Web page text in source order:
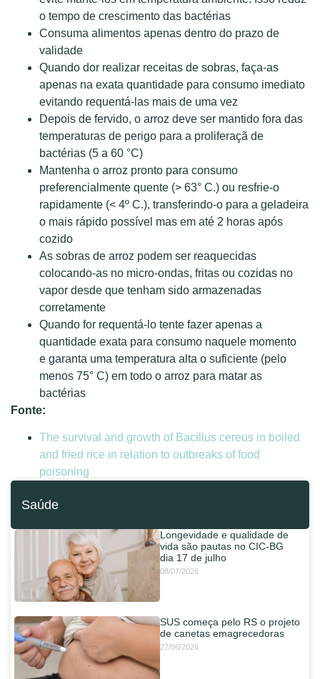
o tempo de crescimento das bactérias
Consuma alimentos apenas dentro do prazo de
validade
Quando dor realizar receitas de sobras, faça-as
apenas na exata quantidade para consumo imediato
evitando requentá-las mais de uma vez
Depois de fervido, o arroz deve ser mantido fora das
temperaturas de perigo para a proliferaçã de
bactérias (5 a 60 °C)
Mantenha o arroz pronto para consumo
preferencialmente quente (> 63° C.) ou resfrie-o
rapidamente (< 4º C.), transferindo-o para a geladeira
o mais rápido possível mas em até 2 horas após
cozido
As sobras de arroz podem ser reaquecidas
colocando-as no micro-ondas, fritas ou cozidas no
vapor desde que tenham sido armazenadas
corretamente
Quando for requentá-lo tente fazer apenas a
quantidade exata para consumo naquele momento
e garanta uma temperatura alta o suficiente (pelo
menos 75° C) em todo o arroz para matar as
bactérias
Fonte:
The survival and growth of Bacillus cereus in boiled
and fried rice in relation to outbreaks of food
poisoning
Saúde
Longevidade e qualidade de
vida são pautas no CIC-BG
dia 17 de julho
08/07/2026
SUS começa pelo RS o projeto
de canetas emagrecedoras
27/06/2026